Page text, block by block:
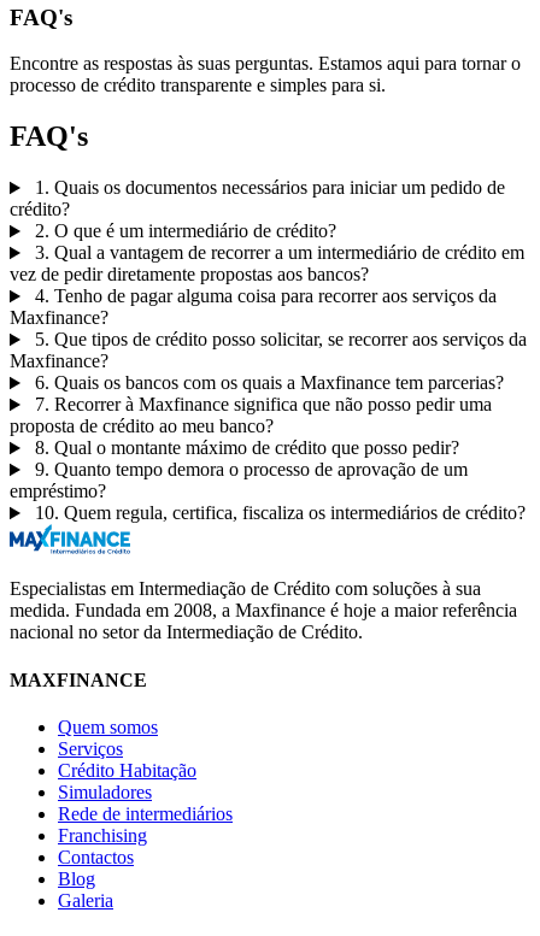
FAQ's
Encontre as respostas às suas perguntas. Estamos aqui para tornar o
processo de crédito transparente e simples para si.
FAQ's
1. Quais os documentos necessários para iniciar um pedido de
crédito?
2. O que é um intermediário de crédito?
3. Qual a vantagem de recorrer a um intermediário de crédito em
vez de pedir diretamente propostas aos bancos?
4. Tenho de pagar alguma coisa para recorrer aos serviços da
Maxfinance?
5. Que tipos de crédito posso solicitar, se recorrer aos serviços da
Maxfinance?
6. Quais os bancos com os quais a Maxfinance tem parcerias?
7. Recorrer à Maxfinance significa que não posso pedir uma
proposta de crédito ao meu banco?
8. Qual o montante máximo de crédito que posso pedir?
9. Quanto tempo demora o processo de aprovação de um
empréstimo?
10. Quem regula, certifica, fiscaliza os intermediários de crédito?
Especialistas em Intermediação de Crédito com soluções à sua
medida. Fundada em 2008, a Maxfinance é hoje a maior referência
nacional no setor da Intermediação de Crédito.
MAXFINANCE
Quem somos
Serviços
Crédito Habitação
Simuladores
Rede de intermediários
Franchising
Contactos
Blog
Galeria